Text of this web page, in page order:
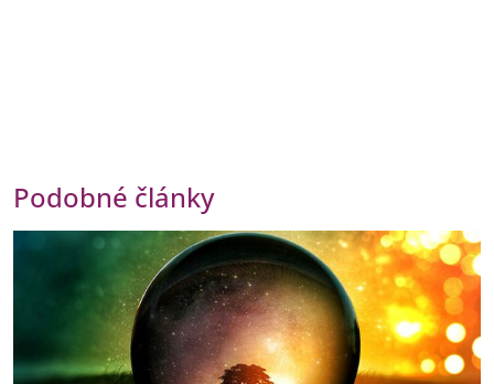
Podobné články